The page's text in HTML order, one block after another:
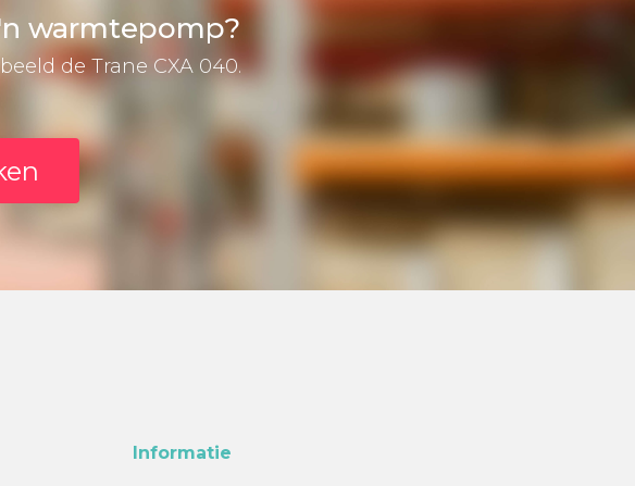
warmtepomp?
de Trane CXA 040.
Informatie